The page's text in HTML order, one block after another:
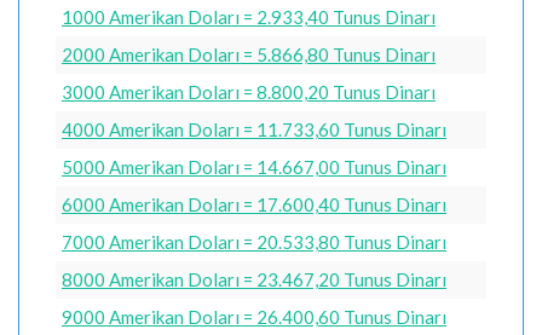
1000 Amerikan Doları = 2.933,40 Tunus Dinarı
2000 Amerikan Doları = 5.866,80 Tunus Dinarı
3000 Amerikan Doları = 8.800,20 Tunus Dinarı
4000 Amerikan Doları = 11.733,60 Tunus Dinarı
5000 Amerikan Doları = 14.667,00 Tunus Dinarı
6000 Amerikan Doları = 17.600,40 Tunus Dinarı
7000 Amerikan Doları = 20.533,80 Tunus Dinarı
8000 Amerikan Doları = 23.467,20 Tunus Dinarı
9000 Amerikan Doları = 26.400,60 Tunus Dinarı